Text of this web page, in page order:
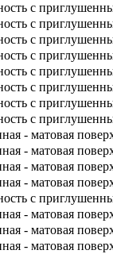
с
с
с
с
с
с
с
с
- матовая
- матовая
- матовая
- матовая
с
- матовая
- матовая
- матовая